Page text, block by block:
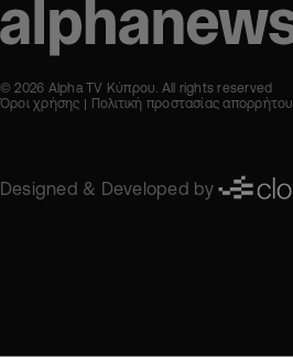
© 2026 Alpha TV Κύπρου. All rights reserved
Όροι χρήσης
Πολιτική προστασίας απορρήτου
Designed & Developed by